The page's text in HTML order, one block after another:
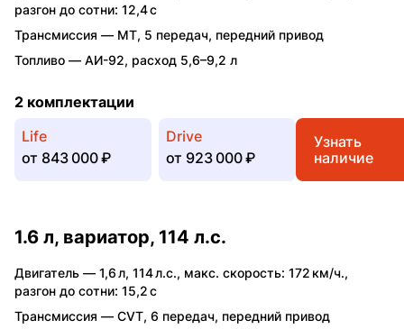
разгон до сотни: 12,4 с
Трансмиссия — MT, 5 передач, передний привод
Топливо — АИ-92, расход 5,6–9,2 л
2 комплектации
Life
от 843 000 ₽
Drive
от 923 000 ₽
Узнать
наличие
1.6 л, вариатор, 114 л.с.
Двигатель — 1,6 л, 114 л.с., макс. скорость: 172 км/ч.,
разгон до сотни: 15,2 с
Трансмиссия — CVT, 6 передач, передний привод